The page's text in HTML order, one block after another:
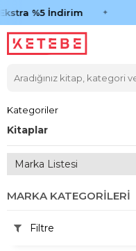
%5 İndirim
Kategoriler
Kitaplar
Marka Listesi
MARKA KATEGORILERI
Filtre